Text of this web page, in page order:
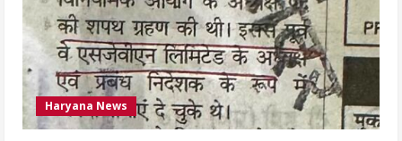
3
4
नियमों के अनुरूप होगी हैंडओवर की प्रक्रियाः
आयुक्त
July 24, 2026
Haryana News